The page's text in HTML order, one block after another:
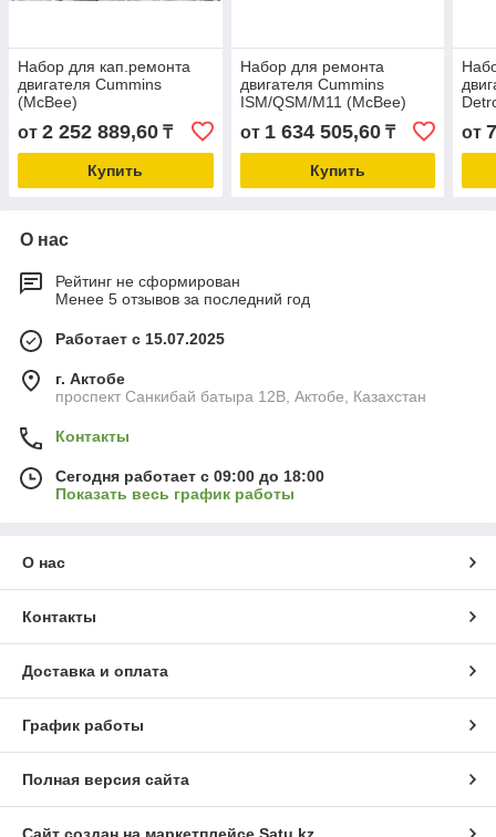
Набор для кап.ремонта
двигателя Cummins
(McBee)
от 2 252 889,60 ₸
Купить
Набор для ремонта
двигателя Cummins
ISM/QSM/M11 (McBee)
от 1 634 505,60₸
Купить
от
О нас
Рейтинг не сформирован
Менее 5 отзывов за последний год
Работает с 15.07.2025
г. Актобе
проспект Санкибай батыра 12В, Актобе, Казахстан
Контакты
Сегодня работает с 09:00 до 18:00
Показать весь график работы
О нас
Контакты
Доставка и оплата
График работы
Полная версия сайта